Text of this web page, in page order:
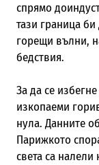
спрямо
тази граница
горещи вълни,
бедствия.
За да се
изкопаеми
нула. Данните
Парижкото
света са